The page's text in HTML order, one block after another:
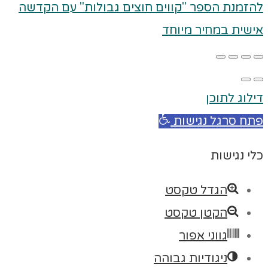
להזמנת הספר "קווים חוצים גבולות" עם הקדשה
אישית במחיר מיוחד
דילוג לתוכן
פתח סרגל נגישות
כלי נגישות
הגדל טקסט
הקטן טקסט
גווני אפור
ניגודיות גבוהה